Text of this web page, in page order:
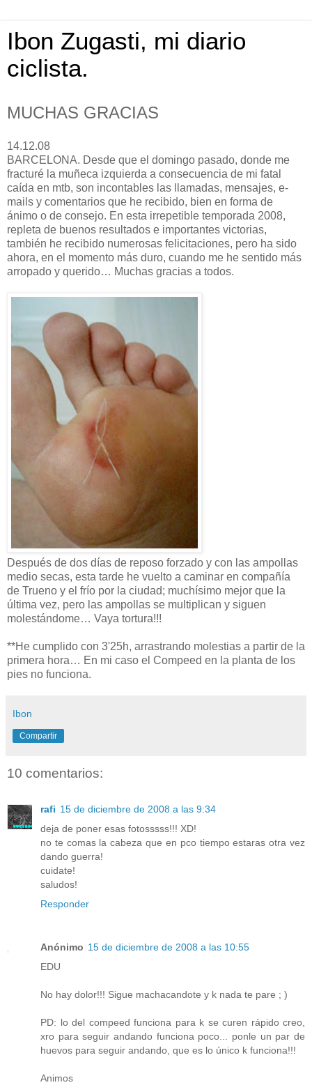
Ibon Zugasti, mi diario
ciclista.
MUCHAS GRACIAS
14.12.08
BARCELONA. Desde que el domingo pasado, donde me
fracturé la muñeca izquierda a consecuencia de mi fatal
caída en mtb, son incontables las llamadas, mensajes, e-
mails y comentarios que he recibido, bien en forma de
ánimo o de consejo. En esta irrepetible temporada 2008,
repleta de buenos resultados e importantes victorias,
también he recibido numerosas felicitaciones, pero ha sido
ahora, en el momento más duro, cuando me he sentido más
arropado y querido… Muchas gracias a todos.
Después de dos días de reposo forzado y con las ampollas
medio secas, esta tarde he vuelto a caminar en compañía
de Trueno y el frío por la ciudad; muchísimo mejor que la
última vez, pero las ampollas se multiplican y siguen
molestándome… Vaya tortura!!!
**He cumplido con 3'25h, arrastrando molestias a partir de la
primera hora… En mi caso el Compeed en la planta de los
pies no funciona.
Ibon
Compartir
10 comentarios:
rafi 15 de diciembre de 2008 a las 9:34
deja de poner esas fotosssss!!! XD!
no te comas la cabeza que en pco tiempo estaras otra vez
dando guerra!
cuidate!
saludos!
Responder
Anónimo 15 de diciembre de 2008 a las 10:55
EDU
No hay dolor!!! Sigue machacandote y k nada te pare ; )
PD: lo del compeed funciona para k se curen rápido creo,
xro para seguir andando funciona poco... ponle un par de
huevos para seguir andando, que es lo único k funciona!!!
Animos